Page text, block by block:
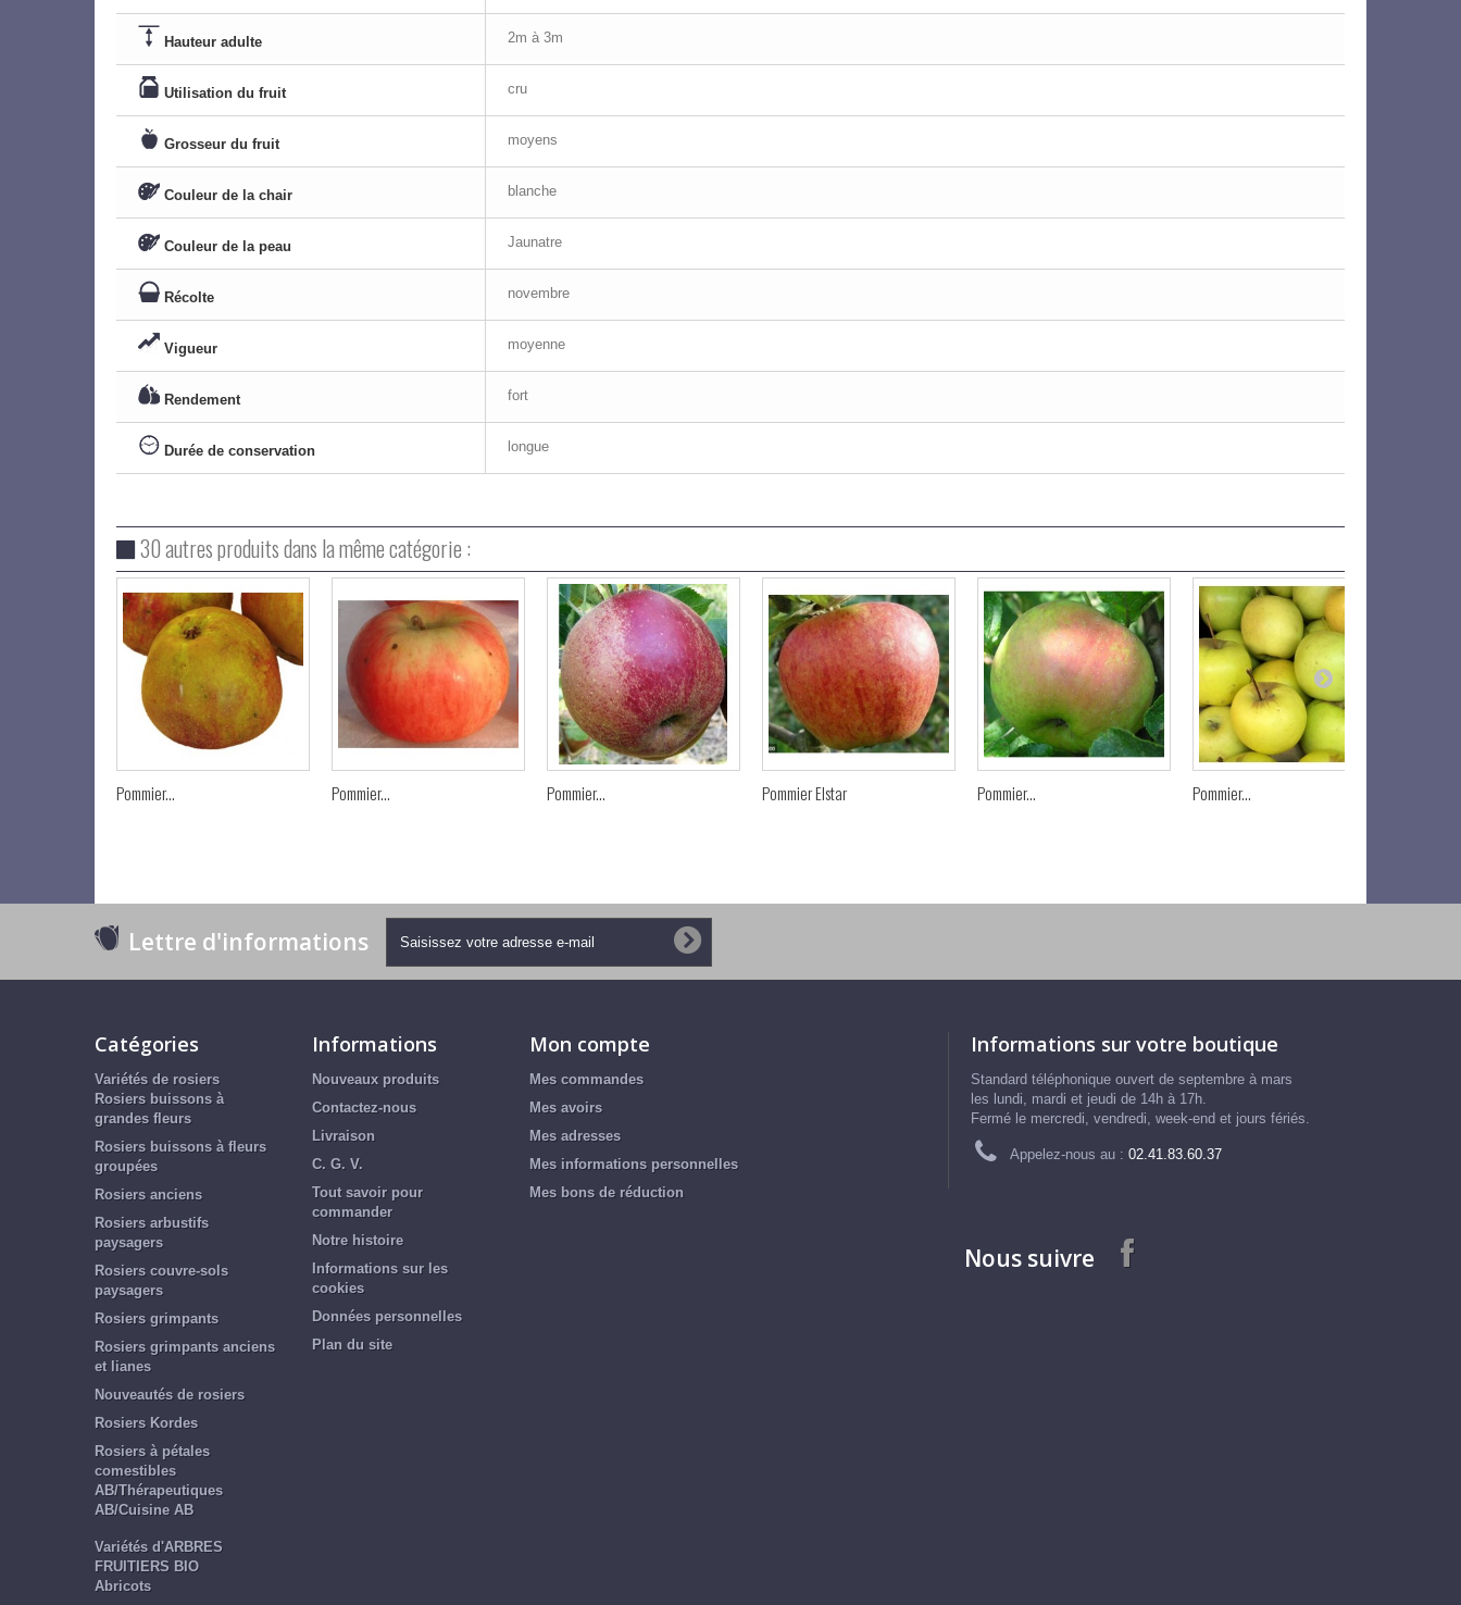
Hauteur adulte 2m à 3m
Utilisation du fruit cru
Grosseur du fruit moyens
Couleur de la chair blanche
Couleur de la peau Jaunatre
Récolte novembre
Vigueur moyenne
Rendement fort
Durée de conservation longue
30 autres produits dans la même catégorie :
Pommier... Pommier... Pommier... Pommier Elstar Pommier... Pommier...
Lettre d'informations
Catégories
Variétés de rosiers
Rosiers buissons à
grandes fleurs
Rosiers buissons à fleurs
groupées
Rosiers anciens
Rosiers arbustifs
paysagers
Rosiers couvre-sols
paysagers
Rosiers grimpants
Rosiers grimpants anciens
et lianes
Nouveautés de rosiers
Rosiers Kordes
Rosiers à pétales
comestibles
AB/Thérapeutiques
AB/Cuisine AB
Variétés d'ARBRES
FRUITIERS BIO
Abricots
Informations
Nouveaux produits
Contactez-nous
Livraison
C. G. V.
Tout savoir pour
commander
Notre histoire
Informations sur les
cookies
Données personnelles
Plan du site
Mon compte
Mes commandes
Mes avoirs
Mes adresses
Mes informations personnelles
Mes bons de réduction
Informations sur votre boutique
Standard téléphonique ouvert de septembre à mars
les lundi, mardi et jeudi de 14h à 17h.
Fermé le mercredi, vendredi, week-end et jours fériés.
Appelez-nous au : 02.41.83.60.37
Nous suivre